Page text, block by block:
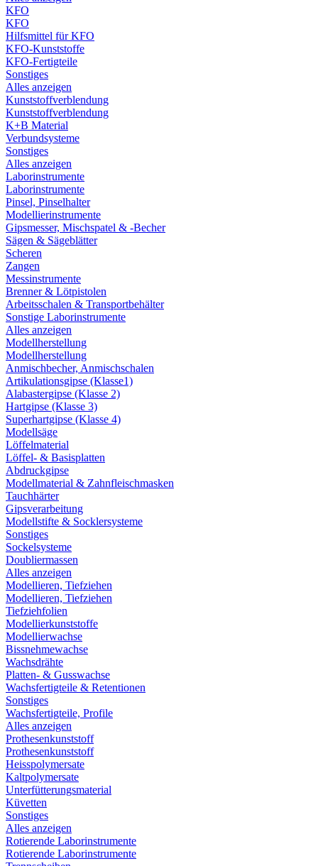
KFO
KFO
Hilfsmittel für KFO
KFO-Kunststoffe
KFO-Fertigteile
Sonstiges
Alles anzeigen
Kunststoffverblendung
Kunststoffverblendung
K+B Material
Verbundsysteme
Sonstiges
Alles anzeigen
Laborinstrumente
Laborinstrumente
Pinsel, Pinselhalter
Modellierinstrumente
Gipsmesser, Mischspatel & -Becher
Sägen & Sägeblätter
Scheren
Zangen
Messinstrumente
Brenner & Lötpistolen
Arbeitsschalen & Transportbehälter
Sonstige Laborinstrumente
Alles anzeigen
Modellherstellung
Modellherstellung
Anmischbecher, Anmischschalen
Artikulationsgipse (Klasse1)
Alabastergipse (Klasse 2)
Hartgipse (Klasse 3)
Superhartgipse (Klasse 4)
Modellsäge
Löffelmaterial
Löffel- & Basisplatten
Abdruckgipse
Modellmaterial & Zahnfleischmasken
Tauchhärter
Gipsverarbeitung
Modellstifte & Socklersysteme
Sonstiges
Sockelsysteme
Doubliermassen
Alles anzeigen
Modellieren, Tiefziehen
Modellieren, Tiefziehen
Tiefziehfolien
Modellierkunststoffe
Modellierwachse
Bissnehmewachse
Wachsdrähte
Platten- & Gusswachse
Wachsfertigteile & Retentionen
Sonstiges
Wachsfertigteile, Profile
Alles anzeigen
Prothesenkunststoff
Prothesenkunststoff
Heisspolymersate
Kaltpolymersate
Unterfütterungsmaterial
Küvetten
Sonstiges
Alles anzeigen
Rotierende Laborinstrumente
Rotierende Laborinstrumente